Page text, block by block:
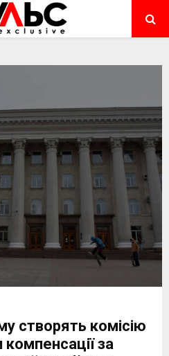
створять комісію
за